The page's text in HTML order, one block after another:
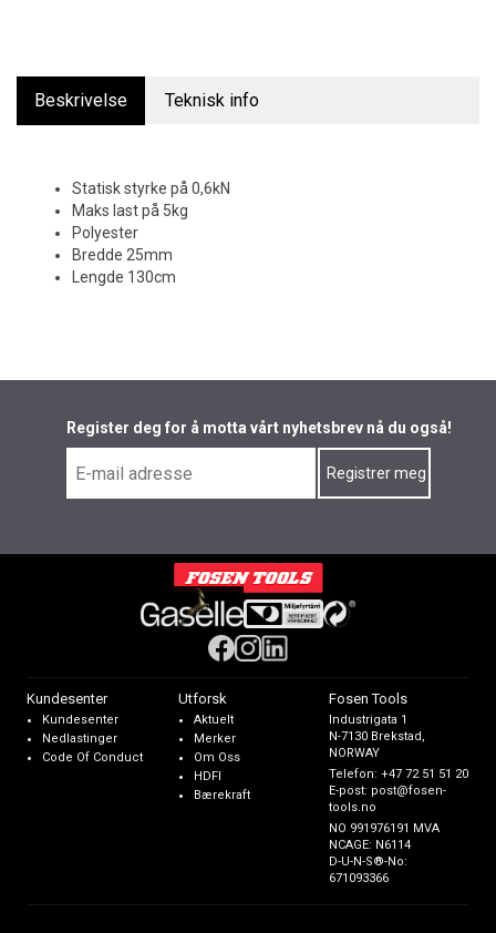
Beskrivelse Teknisk info
Statisk styrke på 0,6kN
Maks last på 5kg
Polyester
Bredde 25mm
Lengde 130cm
Register deg for å motta vårt nyhetsbrev nå du også!
Kundesenter
Kundesenter
Nedlastinger
Code Of Conduct
Utforsk
Aktuelt
Merker
Om Oss
HDFI
Bærekraft
Fosen Tools
Industrigata 1
N-7130 Brekstad,
NORWAY
Telefon:+47 72 51 51 20
E-post: post@fosen-
tools.no
NO 991976191 MVA
NCAGE: N6114
D-U-N-S®-No:
671093366